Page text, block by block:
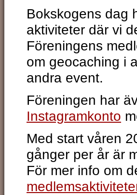
Bokskogens dag
aktiviteter där vi
Föreningens
om geocaching i
andra event.
Föreningen har
Instagramkonto
Med start våren
gånger per år är
För mer info om